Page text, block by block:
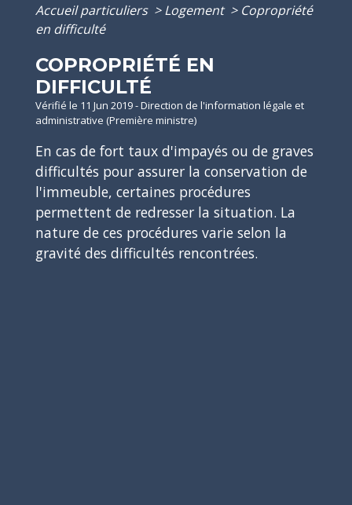
Accueil particuliers > Logement > Copropriété
en difficulté
COPROPRIÉTÉ EN
DIFFICULTÉ
Vérifié le 11 Jun 2019 - Direction de l'information légale et
administrative (Première ministre)
En cas de fort taux d'impayés ou de graves
difficultés pour assurer la conservation de
l'immeuble, certaines procédures
permettent de redresser la situation. La
nature de ces procédures varie selon la
gravité des difficultés rencontrées.